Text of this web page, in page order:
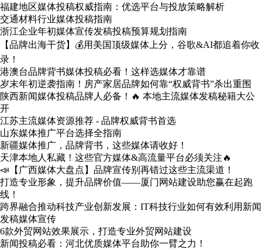
福建地区媒体投稿权威指南：优选平台与投放策略解析
交通材料行业媒体投稿指南
浙江企业年初媒体宣传发稿投稿预算规划指南
【品牌出海干货】💰用美国顶级媒体上分，谷歌&AI都追着你收
录！
港澳台品牌背书媒体投稿必看！这样选媒体才靠谱
岁末年初逆袭指南！房产家居品牌如何靠“权威背书”杀出重围
陕西新闻媒体投稿品牌人必备！🔥 本地主流媒体发稿秘籍大公
开
江苏主流媒体资源推荐 - 品牌权威背书首选
山东媒体推广平台选择全指南
新疆媒体推广，品牌背书，这些媒体请收好！
天津本地人私藏！这些官方媒体&高流量平台必须关注🔥
📣【广西媒体大盘点】品牌宣传别再错过这些主流渠道！
打造专业形象，提升品牌价值——厦门网站建设助您赢在起跑
线！
跨界融合推动科技产业创新发展：IT科技行业如何有效利用新闻
发稿媒体宣传
6款外贸网站效果展示，打造专业外贸网站建设
新闻投稿必看：河北优质媒体平台助你一臂之力！